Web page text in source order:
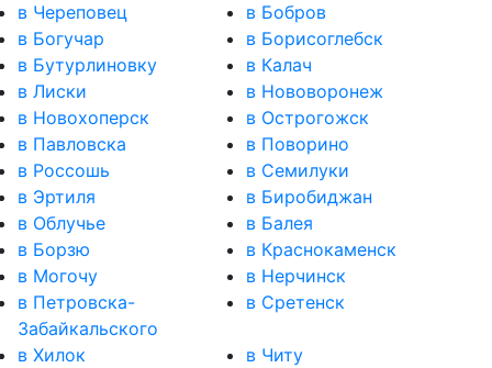
в Череповец
в Бобров
в Богучар
в Борисоглебск
в Бутурлиновку
в Калач
в Лиски
в Нововоронеж
в Новохоперск
в Острогожск
в Павловска
в Поворино
в Россошь
в Семилуки
в Эртиля
в Биробиджан
в Облучье
в Балея
в Борзю
в Краснокаменск
в Могочу
в Нерчинск
в Петровска-
Забайкальского
в Сретенск
в Хилок
в Читу